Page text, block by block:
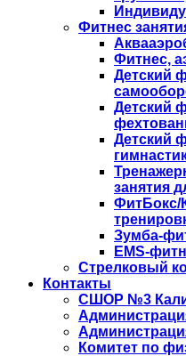
Фитнес
Фитнес,
Детский
Детский
Детский
занятия
ФитБокс/
Зумба-
EMS-
Стрелковый
Контакты
СШОР №3
Комитет по